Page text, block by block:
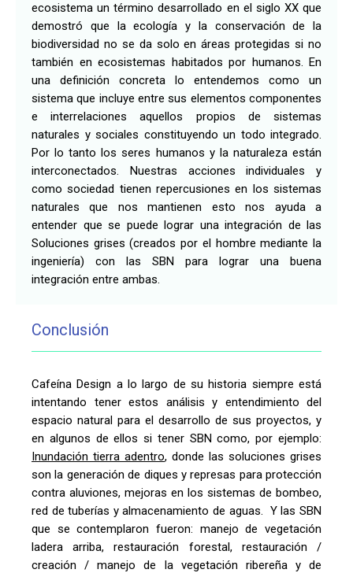
ecosistema un término desarrollado en el siglo XX que
demostró que laecología y la conservación de la
biodiversidad no se da solo enáreas protegidas si no
también en ecosistemas habitados por humanos. En
una definición concreta lo entendemos como un
sistema que incluye entre sus elementos componentes
e interrelaciones aquellos propios de sistemas
naturales y sociales constituyendo un todo integrado.
Por lotanto los seres humanos y la naturaleza están
interconectados. Nuestras acciones individuales y
como sociedad tienen repercusiones en los sistemas
naturales que nos mantienen esto nos ayuda
a
entender que se puede lograr una integración de las
Soluciones grises (creados por el hombre mediante la
ingeniería) con las SBN para lograr una buena
integración entre ambas.
Conclusión
CafeínaDesign a lo largo de su historia siempre está
intentando tener estos análisis y entendimiento del
espacio natural para el desarrollo de sus proyectos, y
en algunos de ellos si tener SBN como, por ejemplo:
Inundación tierra adentro, donde las soluciones grises
son la generación de diques y represas para protección
contra aluviones, mejoras en los sistemas de bombeo,
red de tuberías y almacenamiento de aguas. Y las SBN
que se contemplaron fueron: manejo de vegetación
ladera arriba, restauración forestal, restauración /
creación / manejo de la vegetación ribereña y de